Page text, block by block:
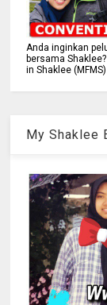
Anda inginkan
bersama
in Shaklee
My Shaklee